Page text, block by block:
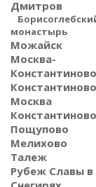
Дмитров
монастырь
Можайск
Москва-
Константиново
Москва
Константиново
Пощупово
Мелихово
Талеж
Рубеж Славы в